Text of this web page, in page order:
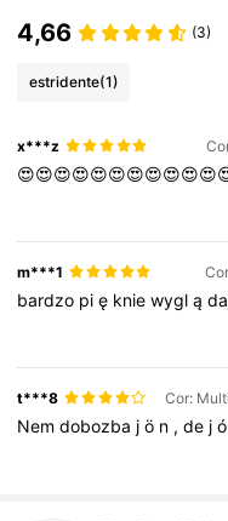
4,66 (3)
estridente(1)
x***z
m***1
bardzo pię kniewyglą
t***8
Nemdobozba jö n ,de jó